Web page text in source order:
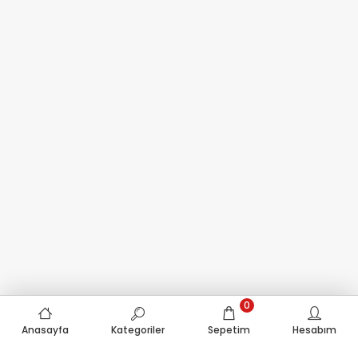
Anasayfa Kategoriler Sepetim
0
Hesabım